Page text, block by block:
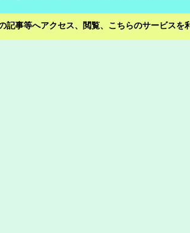
記事等へアクセス、閲覧、こちらのサービス